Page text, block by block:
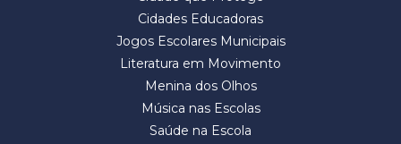
Cidades Educadoras
Jogos Escolares Municipais
Literatura em Movimento
Menina dos Olhos
Música nas Escolas
Saúde na Escola